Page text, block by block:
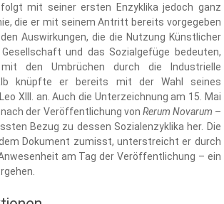
mit seiner ersten Enzyklika jedoch ganz
die er mit seinem Antritt bereits vorgegeben
Auswirkungen, die die Nutzung Künstlicher
und das Sozialgefüge bedeuten,
den Umbrüchen durch die Industrielle
knüpfte er bereits mit der Wahl seines
XIII. an. Auch die Unterzeichnung am 15. Mai
der Veröffentlichung von Rerum Novarum –
Bezug zu dessen Sozialenzyklika her. Die
Dokument zumisst, unterstreicht er durch
am Tag der Veröffentlichung – ein